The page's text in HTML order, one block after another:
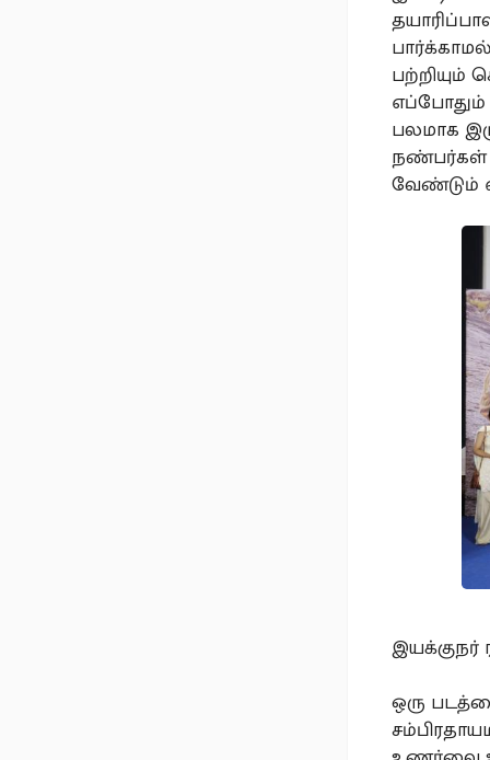
எப்போதும்
பலமாக
நண்பர்கள்
வேண்டும்
இயக்குநர்
ஒரு